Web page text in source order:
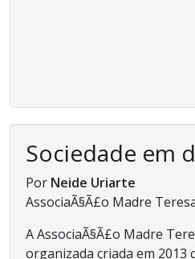
Sociedade em
Por Neide Uriarte
AssociaÃ§Ã£o Madre
A AssociaÃ§Ã£o Madre
organizada criada em 2013